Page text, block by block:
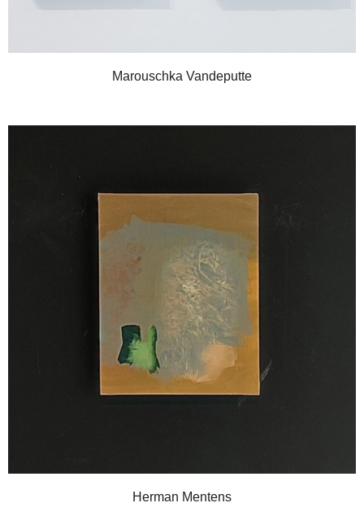
Marouschka Vandeputte
Herman Mentens